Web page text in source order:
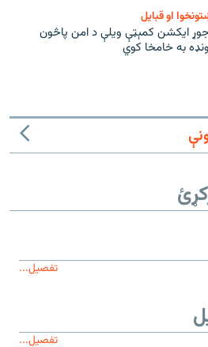
او قبایل
ایکشن کمېټې ویلې د امن پاڅون
به خامخا کوي
تفصیل...
تفصیل...